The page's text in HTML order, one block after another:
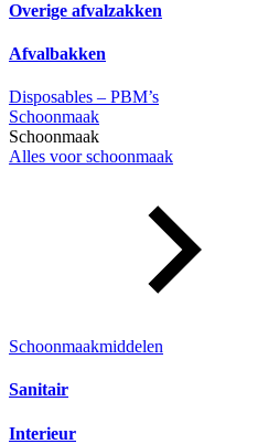
Overige afvalzakken
Afvalbakken
Disposables – PBM’s
Schoonmaak
Schoonmaak
Alles voor schoonmaak
Schoonmaakmiddelen
Sanitair
Interieur